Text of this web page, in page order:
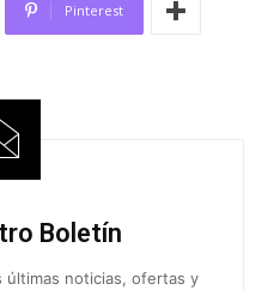
Pinterest
Boletín
últimas noticias, ofertas y